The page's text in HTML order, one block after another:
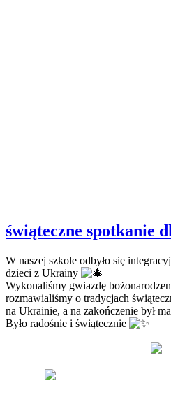
świąteczne spotkanie
W naszej szkole odbyło się
dzieci z Ukrainy
Wykonaliśmy gwiazdę
rozmawialiśmy o tradycjach
na Ukrainie, a na zakończenie był
Było radośnie i świątecznie